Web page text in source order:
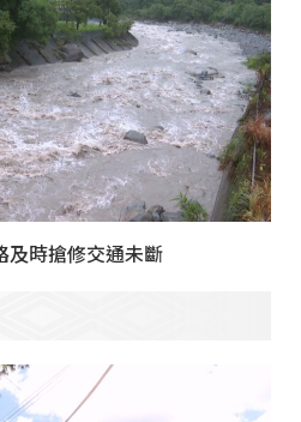
及時搶修交通未斷